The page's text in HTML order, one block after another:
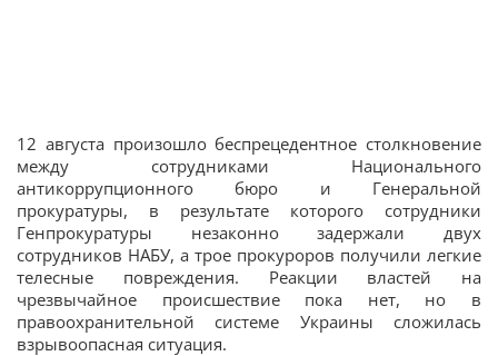
12 августа произошло беспрецедентное столкновение
между сотрудниками Национального
антикоррупционного бюро и Генеральной
прокуратуры, в результате которого сотрудники
Генпрокуратуры незаконно задержали двух
сотрудников НАБУ, а трое прокуроров получили легкие
телесные повреждения. Реакции властей на
чрезвычайное происшествие пока нет, но в
правоохранительной системе Украины сложилась
взрывоопасная ситуация.